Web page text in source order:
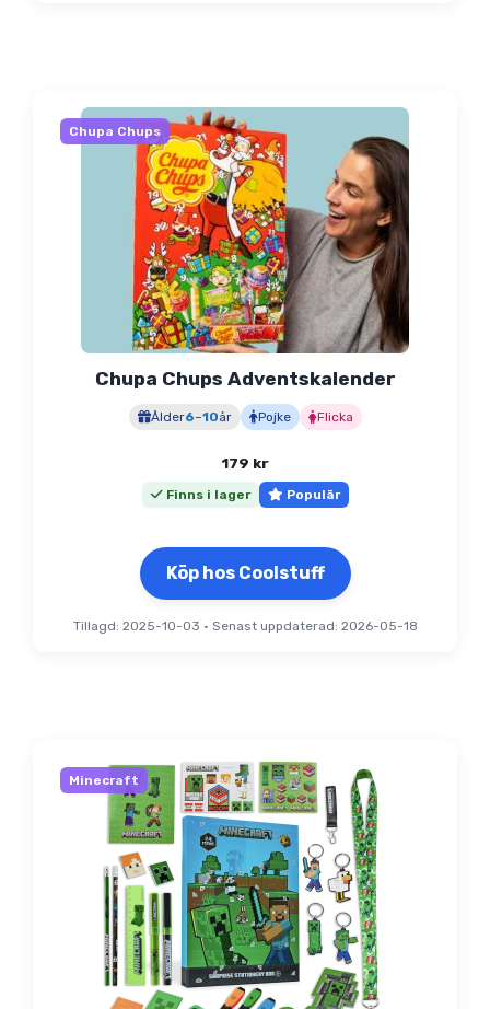
Chupa Chups
Chupa Chups Adventskalender
Ålder6–10år Pojke Flicka
179 kr
Finns i lager Populär
Köp hos Coolstuff
Tillagd: 2025-10-03 • Senast uppdaterad: 2026-05-18
Minecraft